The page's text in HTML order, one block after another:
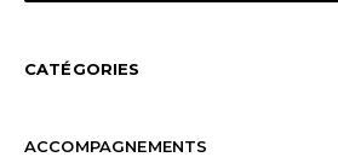
CATÉGORIES
ACCOMPAGNEMENTS